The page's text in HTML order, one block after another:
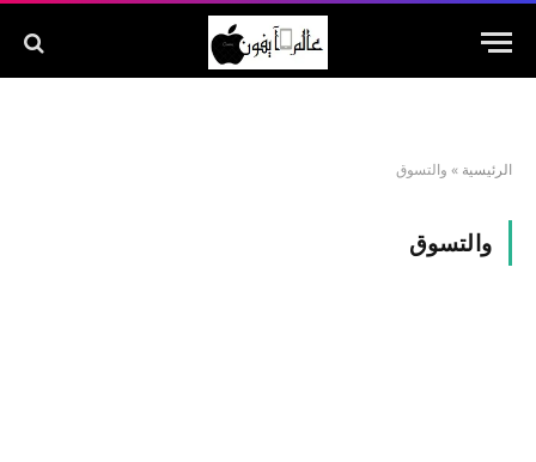
الرئيسية » والتسوق
والتسوق